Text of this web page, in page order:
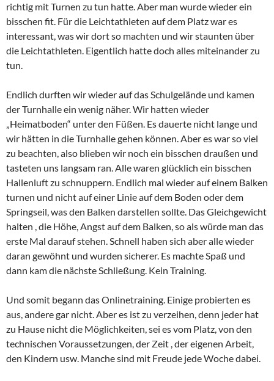
richtig mit Turnen zu tun hatte. Aber man wurde wieder ein
bisschen fit. Für die Leichtathleten auf dem Platz war es
interessant, was wir dort so machten und wir staunten über
die Leichtathleten. Eigentlich hatte doch alles miteinander zu
tun.
Endlich durften wir wieder auf das Schulgelände und kamen
der Turnhalle ein wenig näher. Wir hatten wieder
„Heimatboden“ unter den Füßen. Es dauerte nicht lange und
wir hätten in die Turnhalle gehen können. Aber es war so viel
zu beachten, also blieben wir noch ein bisschen draußen und
tasteten uns langsam ran. Alle waren glücklich ein bisschen
Hallenluft zu schnuppern. Endlich mal wieder auf einem Balken
turnen und nicht auf einer Linie auf dem Boden oder dem
Springseil, was den Balken darstellen sollte. Das Gleichgewicht
halten , die Höhe, Angst auf dem Balken, so als würde man das
erste Mal darauf stehen. Schnell haben sich aber alle wieder
daran gewöhnt und wurden sicherer. Es machte Spaß und
dann kam die nächste Schließung. Kein Training.
Und somit begann das Onlinetraining. Einige probierten es
aus, andere gar nicht. Aber es ist zu verzeihen, denn jeder hat
zu Hause nicht die Möglichkeiten, sei es vom Platz, von den
technischen Voraussetzungen, der Zeit , der eigenen Arbeit,
den Kindern usw. Manche sind mit Freude jede Woche dabei.